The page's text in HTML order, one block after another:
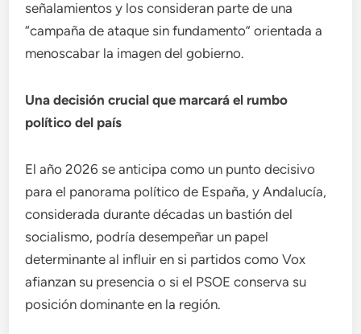
señalamientos y los consideran parte de una
“campaña de ataque sin fundamento” orientada a
menoscabar la imagen del gobierno.
Una decisión crucial que marcará el rumbo
político del país
El año 2026 se anticipa como un punto decisivo
para el panorama político de España, y Andalucía,
considerada durante décadas un bastión del
socialismo, podría desempeñar un papel
determinante al influir en si partidos como Vox
afianzan su presencia o si el PSOE conserva su
posición dominante en la región.